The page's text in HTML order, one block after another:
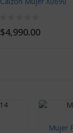
$4,990.00
Mujer